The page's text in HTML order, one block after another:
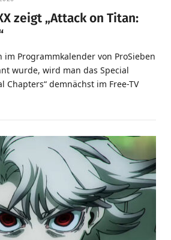
zeigt „Attack on Titan:
Programmkalender von ProSieben
wurde, wird man das Special
Chapters“ demnächst im Free-TV